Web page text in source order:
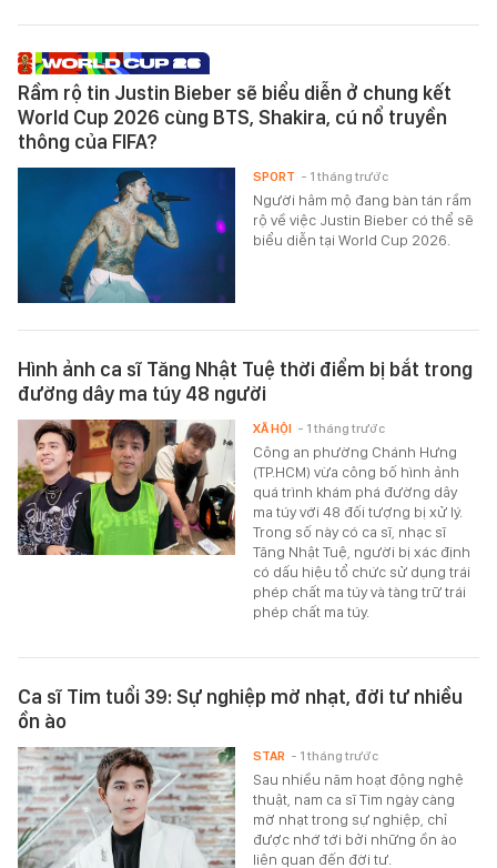
Rầm rộ tin Justin Bieber sẽ biểu diễn ở chung kết
World Cup 2026 cùng BTS, Shakira, cú nổ truyền
thông của FIFA?
Người hâm mộ đang bàn tán rầm
rộ về việc Justin Bieber có thể sẽ
biểu diễn tại World Cup 2026.
SPORT - 1 tháng trước
Hình ảnh ca sĩ Tăng Nhật Tuệ thời điểm bị bắt trong
đường dây ma túy 48 người
Công an phường Chánh Hưng
(TP.HCM) vừa công bố hình ảnh
quá trình khám phá đường dây
ma túy với 48 đối tượng bị xử lý.
Trong số này có ca sĩ, nhạc sĩ
Tăng Nhật Tuệ, người bị xác định
có dấu hiệu tổ chức sử dụng trái
phép chất ma túy và tàng trữ trái
phép chất ma túy.
XÃ HỘI - 1 tháng trước
Ca sĩ Tim tuổi 39: Sự nghiệp mờ nhạt, đời tư nhiều
ồn ào
Sau nhiều năm hoạt động nghệ
thuật, nam ca sĩ Tim ngày càng
mờ nhạt trong sự nghiệp, chỉ
được nhớ tới bởi những ồn ào
liên quan đến đời tư.
STAR - 1 tháng trước